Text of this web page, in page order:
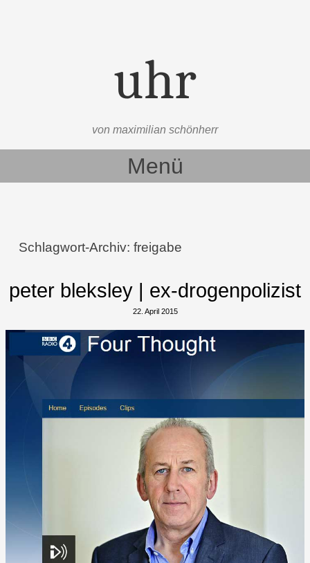
uhr
von maximilian schönherr
Menü
Schlagwort-Archiv:freigabe
peter bleksley | ex-drogenpolizist
22. April 2015